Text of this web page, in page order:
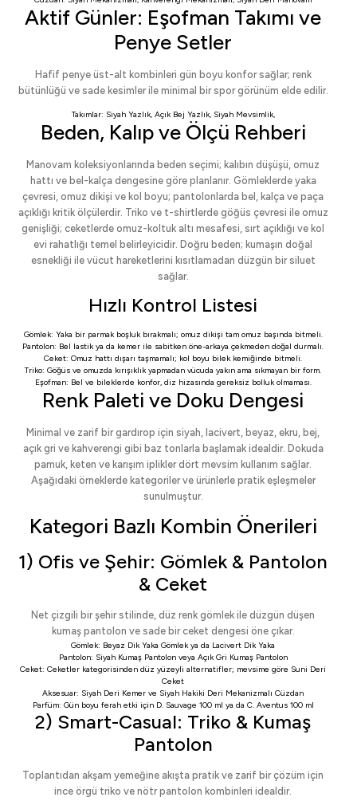
Aktif Günler: Eşofman Takımı ve
Penye Setler
Hafif penye üst-alt kombinleri gün boyu konfor sağlar; renk
bütünlüğü ve sade kesimler ile minimal bir spor görünüm elde edilir.
Takımlar: Siyah Yazlık, Açık Bej Yazlık, Siyah Mevsimlik,
Beden, Kalıp ve Ölçü Rehberi
Manovam koleksiyonlarında beden seçimi; kalıbın düşüşü, omuz
hattı ve bel-kalça dengesine göre planlanır. Gömleklerde yaka
çevresi, omuz dikişi ve kol boyu; pantolonlarda bel, kalça ve paça
açıklığı kritik ölçülerdir. Triko ve t-shirtlerde göğüs çevresi ile omuz
genişliği; ceketlerde omuz-koltuk altı mesafesi, sırt açıklığı ve kol
evi rahatlığı temel belirleyicidir. Doğru beden; kumaşın doğal
esnekliği ile vücut hareketlerini kısıtlamadan düzgün bir siluet
sağlar.
Hızlı Kontrol Listesi
Gömlek: Yaka bir parmak boşluk bırakmalı; omuz dikişi tam omuz başında bitmeli.
Pantolon: Bel lastik ya da kemer ile sabitken öne-arkaya çekmeden doğal durmalı.
Ceket: Omuz hattı dışarı taşmamalı; kol boyu bilek kemiğinde bitmeli.
Triko: Göğüs ve omuzda kırışıklık yapmadan vücuda yakın ama sıkmayan bir form.
Eşofman: Bel ve bileklerde konfor, diz hizasında gereksiz bolluk olmaması.
Renk Paleti ve Doku Dengesi
Minimal ve zarif bir gardırop için siyah, lacivert, beyaz, ekru, bej,
açık gri ve kahverengi gibi baz tonlarla başlamak idealdir. Dokuda
pamuk, keten ve karışım iplikler dört mevsim kullanım sağlar.
Aşağıdaki örneklerde kategoriler ve ürünlerle pratik eşleşmeler
sunulmuştur.
Kategori Bazlı Kombin Önerileri
1) Ofis ve Şehir: Gömlek & Pantolon
& Ceket
Net çizgili bir şehir stilinde, düz renk gömlek ile düzgün düşen
kumaş pantolon ve sade bir ceket dengesi öne çıkar.
Gömlek: Beyaz Dik Yaka Gömlek ya da Lacivert Dik Yaka
Pantolon: Siyah Kumaş Pantolonveya Açık Gri Kumaş Pantolon
Ceket: Ceketler kategorisinden düz yüzeyli alternatifler; mevsime göre Suni Deri
Ceket
Aksesuar: Siyah Deri Kemer ve Siyah Hakiki Deri Mekanizmalı Cüzdan
Parfüm: Gün boyu ferah etki için D. Sauvage 100 ml ya da C. Aventus 100 ml
2) Smart-Casual: Triko & Kumaş
Pantolon
Toplantıdan akşam yemeğine akışta pratik ve zarif bir çözüm için
ince örgü triko ve nötr pantolon kombinleri idealdir.